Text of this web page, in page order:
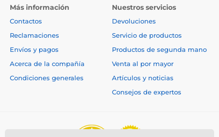
Más información
Contactos
Reclamaciones
Envíos y pagos
Acerca de la compañía
Condiciones generales
Nuestros servicios
Devoluciones
Servicio de productos
Productos de segunda mano
Venta al por mayor
Artículos y noticias
Consejos de expertos